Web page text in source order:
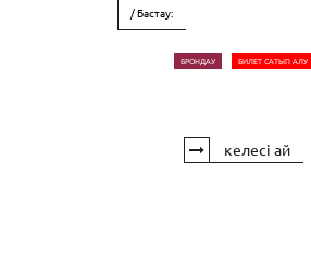
/ Бастау:
БРОНДАУ БИЛЕТ САТЫП АЛУ
келесі ай